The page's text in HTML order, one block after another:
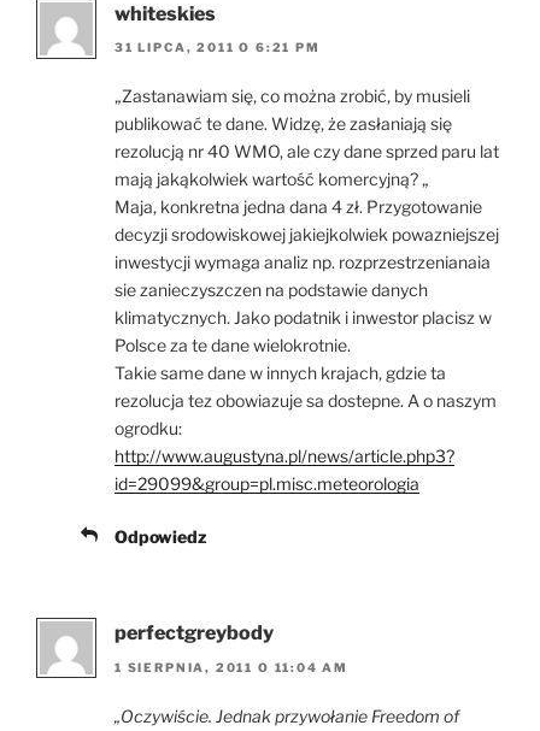
whiteskies
31 LIPCA, 2011 O 6:21 PM
„Zastanawiam się, co można zrobić, by musieli
publikować te dane. Widzę, że zasłaniają się
rezolucją nr 40 WMO, ale czy dane sprzed paru lat
mają jakąkolwiek wartość komercyjną? „
Maja, konkretna jedna dana 4 zł. Przygotowanie
decyzji srodowiskowej jakiejkolwiek powazniejszej
inwestycji wymaga analiz np. rozprzestrzenianaia
sie zanieczyszczen na podstawie danych
klimatycznych. Jako podatnik i inwestor placisz w
Polsce za te dane wielokrotnie.
Takie same dane w innych krajach, gdzie ta
rezolucja tez obowiazuje sa dostepne. A o naszym
ogrodku:
http://www.augustyna.pl/news/article.php3?
id=29099&group=pl.misc.meteorologia
Odpowiedz
perfectgreybody
1 SIERPNIA, 2011 O 11:04 AM
„Oczywiście. Jednak przywołanie Freedom of